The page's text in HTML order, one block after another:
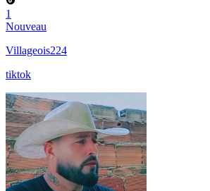
1
Nouveau
Villageois224
tiktok